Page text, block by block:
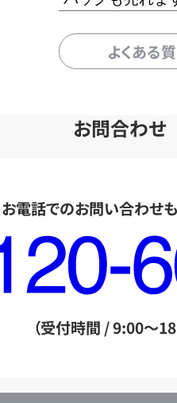
よくある
お問合わせ
お電話でのお問い合わせ
（受付時間 / 9:00～